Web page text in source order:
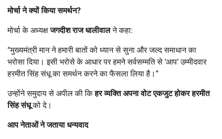
मोर्चा ने क्यों किया समर्थन?
मोर्चा के अध्यक्षजगदीश राज धालीवालने कहा:
“मुख्यमंत्री मान ने हमारी बातों को ध्यान से सुना और जल्द समाधान का
भरोसा दिया। इसी भरोसे के आधार पर हमने सर्वसम्मति से ‘आप’ उम्मीदवार
हरमीत सिंह संधू का समर्थन करने का फैसला लिया है।”
उन्होंने समुदाय से अपील की किहर व्यक्ति अपना वोट एकजुट होकर हरमीत
सिंह संधूको दे।
आप नेताओं ने जताया धन्यवाद